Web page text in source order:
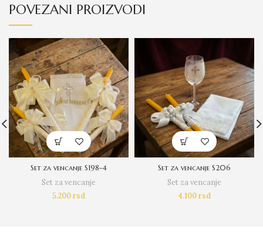
POVEZANI PROIZVODI
Set za vencanje S198-4
Set za vencanje
5.200rsd
Set za vencanje S206
Set za vencanje
4.100rsd